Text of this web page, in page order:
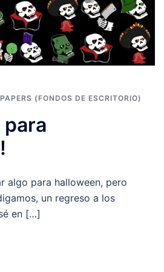
(FONDOS DE ESCRITORIO)
para
algo para halloween, pero
un regreso a los
en […]